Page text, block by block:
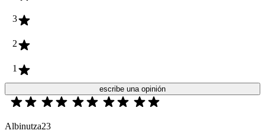
3
2
1
escribe una opinión
Albinutza23